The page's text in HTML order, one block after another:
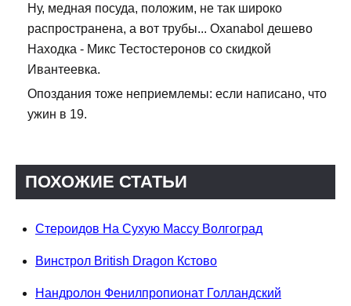
Ну, медная посуда, положим, не так широко
распространена, а вот трубы... Oxanabol дешево
Находка - Микс Тестостеронов со скидкой
Ивантеевка.
Опоздания тоже неприемлемы: если написано, что
ужин в 19.
ПОХОЖИЕ СТАТЬИ
Стероидов На Сухую Массу Волгоград
Винстрол British Dragon Кстово
Нандролон Фенилпропионат Голландский